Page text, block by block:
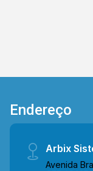
Endereço
Arbix
Avenida